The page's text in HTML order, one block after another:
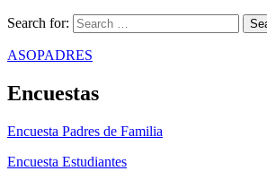
Search for:
ASOPADRES
Encuestas
Encuesta Padres de Familia
Encuesta Estudiantes